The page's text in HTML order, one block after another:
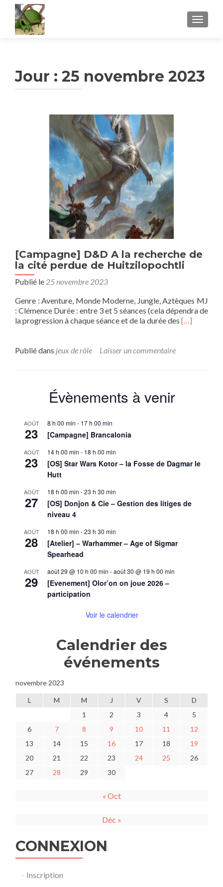
Jour : 25 novembre 2023
[Campagne] D&D A la recherche de
la cité perdue de Huitzilopochtli
Publié le 25 novembre 2023
Genre : Aventure, Monde Moderne, Jungle, Aztèques MJ
: Clémence Durée : entre 3 et 5 séances (cela dépendra de
la progression à chaque séance et de la durée des En
[…]
Publié dans jeux de rôle Laisser un commentaire
Évènements à venir
AOÛT
23
8 h 00 min - 17 h 00 min
[Campagne] Brancalonia
AOÛT
23
14 h 00 min - 18 h 00 min
[OS] Star Wars Kotor – la Fosse de Dagmar le
Hutt
AOÛT
27
18 h 00 min -23 h 30 min
[OS] Donjon & Cie – Gestion des litiges de
niveau 4
AOÛT
28
18 h 00 min -23 h 30 min
[Atelier] – Warhammer – Age of Sigmar
Spearhead
AOÛT
29
août 29 @ 10 h 00 min -août 30 @ 19 h 00 min
[Evenement] Olor’on on joue 2026 –
participation
Voir le calendrier
Calendrier des
événements
novembre 2023
L M M J V S
D
1
2 3 4
5
6
7 8 9 10 11
12
13
14 15 16 17 18
19
20
21 22 23 24 25
26
27
28 29 30
« Oct
Déc »
CONNEXION
Inscription